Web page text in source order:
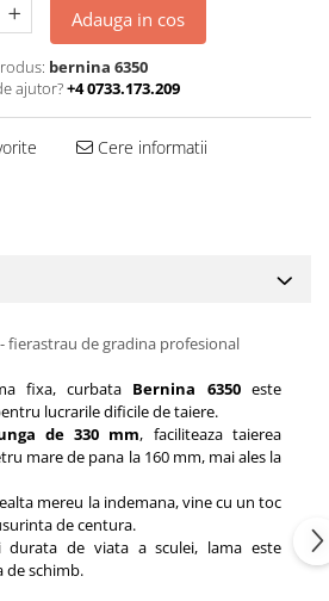
Adauga in cos
bernina 6350
ajutor?+4 0733.173.209
Cere informatii
- fierastrau de gradina profesional
fixa, curbata Bernina 6350este
lucrarile dificile de taiere.
de 330 mm, faciliteaza taierea
mare de pana la 160 mm, mai ales la
mereu la indemana, vine cu un toc
de centura.
durata de viata a sculei, lama este
de schimb.